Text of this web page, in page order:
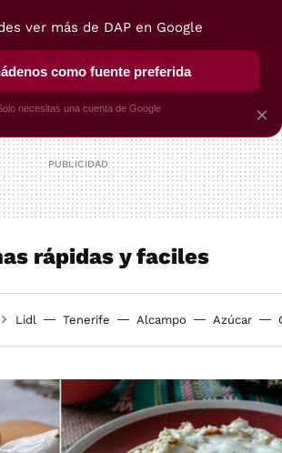
SELECCIÓN VEGUI
rápidas y faciles
Lidl Tenerife Alcampo Azúcar
×
ver más de DAP en Google
como fuente preferida
necesitas una cuenta de Google